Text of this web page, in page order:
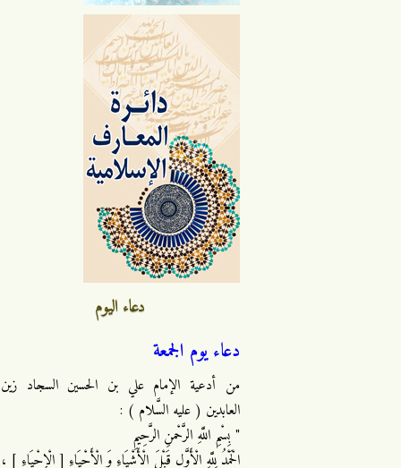
دعاء اليوم
دعاء يوم الجمعة
من أدعية الإمام علي بن الحسين السجاد زين
العابدين ( عليه السَّلام ) :
" بِسْمِ اللَّهِ الرَّحْمنِ الرَّحِيمِ
الْحَمْدُ لِلَّهِ الْأَوَّلِ قَبْلَ الْأَشْيَاءِ وَ الْأَحْيَاءِ [ الْإِحْيَاءِ ] ،